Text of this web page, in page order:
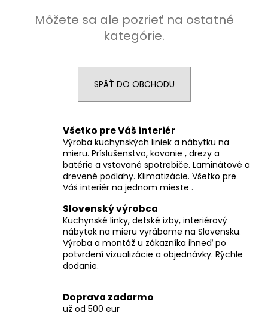
Môžete sa ale pozrieť na ostatné
kategórie.
SPÄŤ DO OBCHODU
Všetko pre Váš interiér
Výroba kuchynských liniek a nábytku na
mieru. Príslušenstvo, kovanie , drezy a
batérie a vstavané spotrebiče. Laminátové a
drevené podlahy. Klimatizácie. Všetko pre
Váš interiér na jednom mieste .
Slovenský výrobca
Kuchynské linky, detské izby, interiérový
nábytok na mieru vyrábame na Slovensku.
Výroba a montáž u zákazníka ihneď po
potvrdení vizualizácie a objednávky. Rýchle
dodanie.
Doprava zadarmo
už od 500 eur
HĽADAŤ